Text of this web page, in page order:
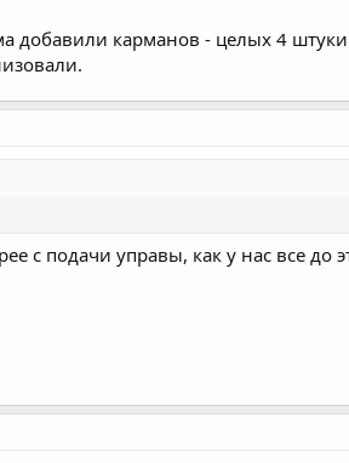
карманов - целых 4 штуки!
с подачи управы, как у нас все до